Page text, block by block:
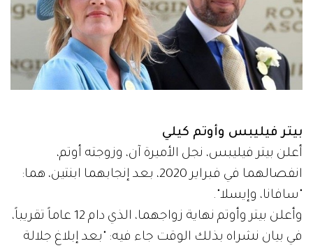
بيتر فيليبس وأوتم كيلي
أعلن بيتر فيليبس، نجل الأميرة آن، وزوجته أوتم،
انفصالهما في فبراير 2020، بعد إنجابهما ابنتين، هما:
"سافانا، وإيسلا".
وأعلن بيتر وأوتم نهاية زواجهما، الذي دام 12 عاماً تقريباً،
في بيان نشراه بذلك الوقت جاء فيه: "بعد إبلاغ جلالة